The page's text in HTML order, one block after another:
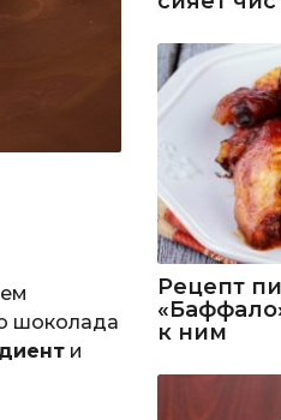
шоколада
и
Рецепт
к ним